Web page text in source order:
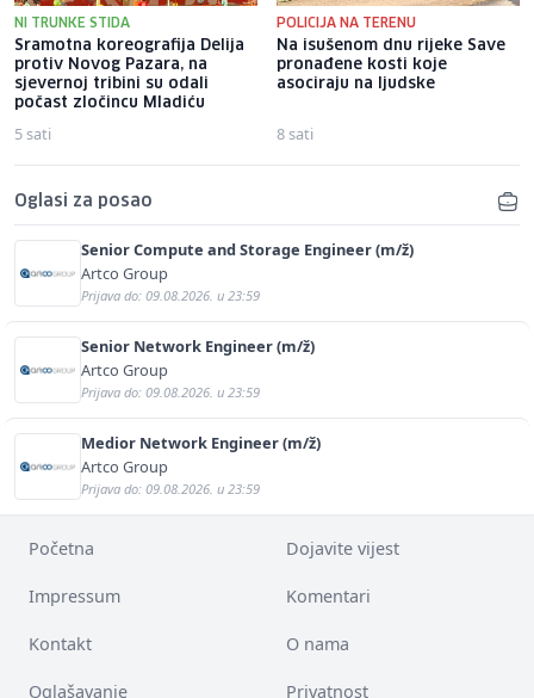
NI TRUNKE STIDA
Sramotna koreografija Delija
protiv Novog Pazara, na
sjevernoj tribini su odali
počast zločincu Mladiću
5 sati
POLICIJA NA TERENU
Na isušenom dnu rijeke Save
pronađene kosti koje
asociraju na ljudske
8 sati
Oglasi za posao
Senior Compute and Storage Engineer (m/ž)
Artco Group
Prijava do: 09.08.2026. u 23:59
Senior Network Engineer (m/ž)
Artco Group
Prijava do: 09.08.2026. u 23:59
Medior Network Engineer (m/ž)
Artco Group
Prijava do: 09.08.2026. u 23:59
Početna Dojavite vijest
Impressum Komentari
Kontakt O nama
Oglašavanje Privatnost